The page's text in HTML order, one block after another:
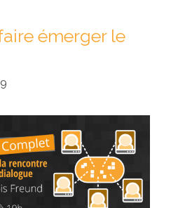
émerger le